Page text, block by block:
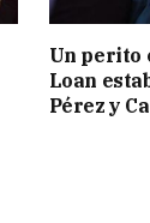
Un perito
Loan
Pérez y